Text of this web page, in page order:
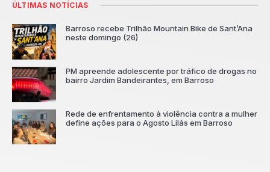
ÚLTIMAS NOTÍCIAS
Barroso recebe Trilhão Mountain Bike de Sant’Ana
neste domingo (26)
PM apreende adolescente por tráfico de drogas no
bairro Jardim Bandeirantes, em Barroso
Rede de enfrentamento à violência contra a mulher
define ações para o Agosto Lilás em Barroso